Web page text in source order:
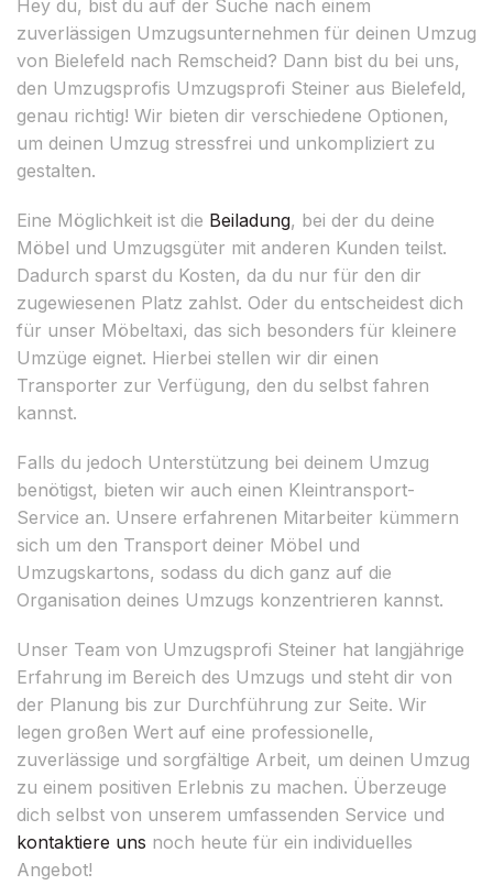
Hey du, bist du auf der Suche nach einem
zuverlässigen Umzugsunternehmen für deinen Umzug
von Bielefeld nach Remscheid? Dann bist du bei uns,
den Umzugsprofis Umzugsprofi Steiner aus Bielefeld,
genau richtig! Wir bieten dir verschiedene Optionen,
um deinen Umzug stressfrei und unkompliziert zu
gestalten.
Eine Möglichkeit ist die Beiladung, bei der du deine
Möbel und Umzugsgüter mit anderen Kunden teilst.
Dadurch sparst du Kosten, da du nur für den dir
zugewiesenen Platz zahlst. Oder du entscheidest dich
für unser Möbeltaxi, das sich besonders für kleinere
Umzüge eignet. Hierbei stellen wir dir einen
Transporter zur Verfügung, den du selbst fahren
kannst.
Falls du jedoch Unterstützung bei deinem Umzug
benötigst, bieten wir auch einen Kleintransport-
Service an. Unsere erfahrenen Mitarbeiter kümmern
sich um den Transport deiner Möbel und
Umzugskartons, sodass du dich ganz auf die
Organisation deines Umzugs konzentrieren kannst.
Unser Team von Umzugsprofi Steiner hat langjährige
Erfahrung im Bereich des Umzugs und steht dir von
der Planung bis zur Durchführung zur Seite. Wir
legen großen Wert auf eine professionelle,
zuverlässige und sorgfältige Arbeit, um deinen Umzug
zu einem positiven Erlebnis zu machen. Überzeuge
dich selbst von unserem umfassenden Service und
kontaktiere uns noch heute für ein individuelles
Angebot!